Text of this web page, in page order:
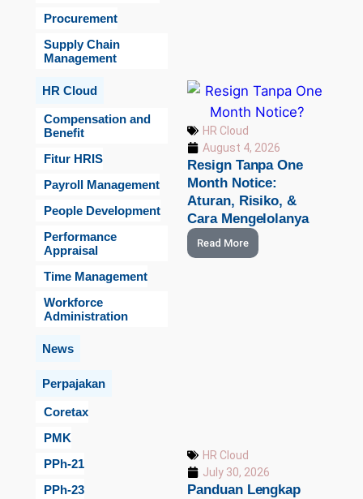
Procurement
Supply Chain
Management
HR Cloud
Compensation and
Benefit
Fitur HRIS
Payroll Management
People Development
Performance
Appraisal
Time Management
Workforce
Administration
News
Perpajakan
Coretax
PMK
PPh-21
PPh-23
HR Cloud
August 4, 2026
Resign Tanpa One
Month Notice:
Aturan, Risiko, &
Cara Mengelolanya
Read More
HR Cloud
July 30, 2026
Panduan Lengkap